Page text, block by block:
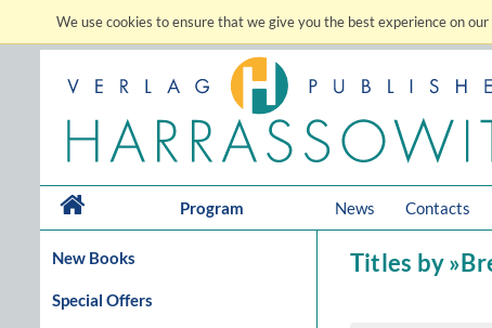
We use cookies to ensure that we give you the best experience on
Program News Contacts
New Books
Special Offers
Titles by